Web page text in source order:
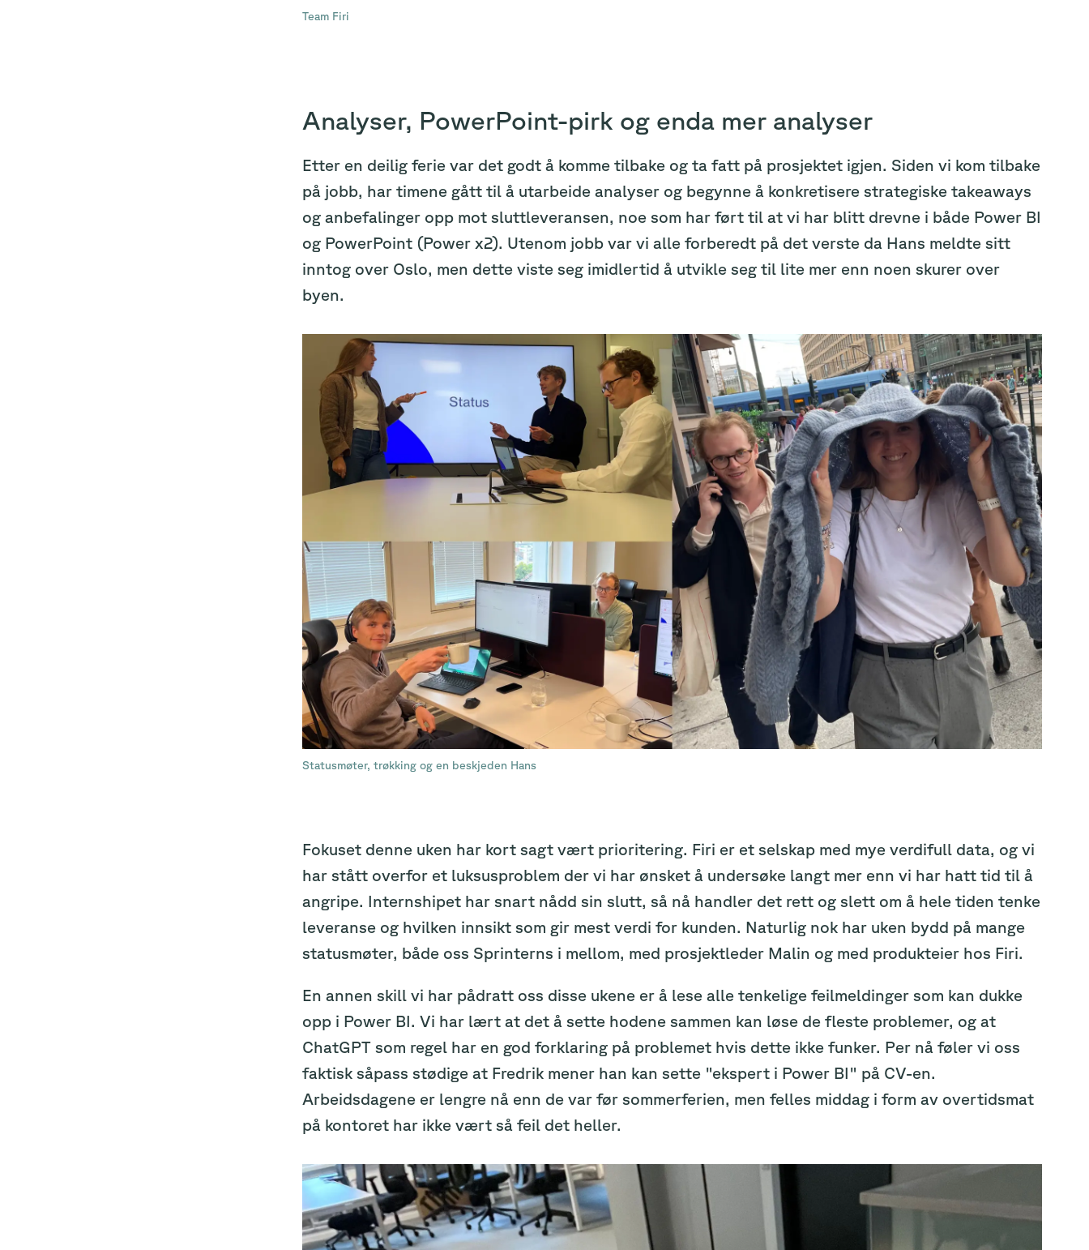
Team Firi
Analyser, PowerPoint-pirk og enda mer analyser
Etter en deilig ferie var det godt å komme tilbake og ta fatt på prosjektet igjen. Siden vi kom tilbake
på jobb, har timene gått til å utarbeide analyser og begynne å konkretisere strategiske takeaways
og anbefalinger opp mot sluttleveransen, noe som har ført til at vi har blitt drevne i både Power BI
og PowerPoint (Power x2). Utenom jobb var vi alle forberedt på det verste da Hans meldte sitt
inntog over Oslo, men dette viste seg imidlertid å utvikle seg til lite mer enn noen skurer over
byen.
Statusmøter, trøkking og en beskjeden Hans
Fokuset denne uken har kort sagt vært prioritering. Firi er et selskap med mye verdifull data, og vi
har stått overfor et luksusproblem der vi har ønsket å undersøke langt mer enn vi har hatt tid til å
angripe. Internshipet har snart nådd sin slutt, så nå handler det rett og slett om å hele tiden tenke
leveranse og hvilken innsikt som gir mest verdi for kunden. Naturlig nok har uken bydd på mange
statusmøter, både oss Sprinterns i mellom, med prosjektleder Malin og med produkteier hos Firi.
En annen skill vi har pådratt oss disse ukene er å lese alle tenkelige feilmeldinger som kan dukke
opp i Power BI. Vi har lært at det å sette hodene sammen kan løse de fleste problemer, og at
ChatGPT som regel har en god forklaring på problemet hvis dette ikke funker. Per nå føler vi oss
faktisk såpass stødige at Fredrik mener han kan sette "ekspert i Power BI" på CV-en.
Arbeidsdagene er lengre nå enn de var før sommerferien, men felles middag i form av overtidsmat
på kontoret har ikke vært så feil det heller.